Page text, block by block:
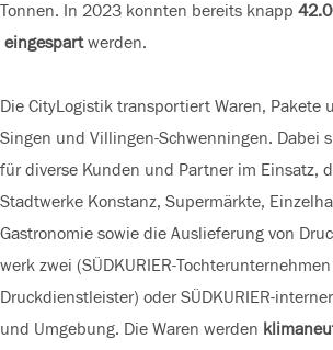
Tonnen. In 2023 konnten bereits knapp
eingespartwerden.
Die CityLogistik transportiert Waren, Pakete
Singen und Villingen-Schwenningen. Dabei
für diverse Kunden und Partner im Einsatz,
Stadtwerke Konstanz, Supermärkte,
Gastronomie sowie die Auslieferung von
werk zwei (SÜDKURIER-
Druckdienstleister) oder SÜDKURIER-
und Umgebung. Die Waren werden